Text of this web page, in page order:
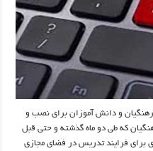
و دانش آموزان برای نصب و
که طی دو ماه گذشته و حتی قبل
برای فرایند تدریس در فضای مجازی